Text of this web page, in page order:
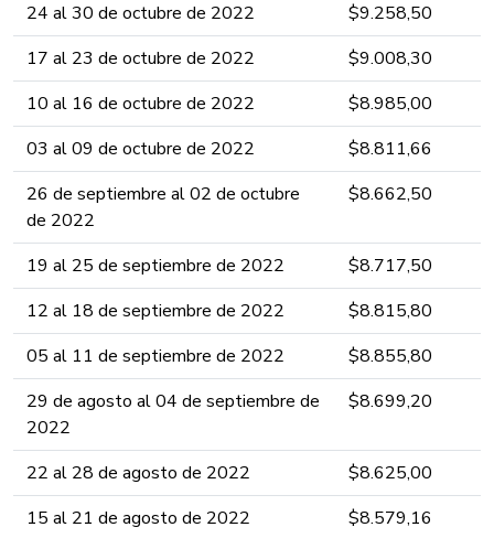
24 al 30 de octubre ​​​​de 2022 ​​​​​​​​
​$9.258,50​​​​​​​​​​​
17 al 23 de octubre ​​​​de 2022 ​​​​​​​​
​$9.008​​​​​​,​3​0​​​​​​​​​​
10 al 16 de octubre ​​​​de 2022 ​​​​​​​
​$8.985​​​​​​,​00​​​​​​​​​​
03 al 09 de octubre ​​​​de 2022 ​​​​​​​
​$8.811​​​​​​,​66​​​​​​​​​​
26 de septiembre al 02 de octubre ​​​​
de 2022 ​​​​​​​
​$8.662​​​​​​,​5​​​0​​​​​​​​​
19 al 25 de septiembre ​​​​de 2022 ​​​​​​​
​$8.717​​​​,​5​​​0​​​​​​​​​
12 al 18 de septiembre ​​​​de 2022 ​​​​​​​
​$8.815​​​​,​8​​0​​​​​​​​​
05 al 11 de septiembre ​​​​de 2022 ​​​​​​​
​$8.855​​,​8​​0​​​​​​​​​
29 de agosto al 04 de septiembre ​​​​de
2022 ​​​​​​​
​$8.699​​,​2​0​​​​​​​​​
22 al 28 de agosto ​​​​de 2022 ​​​​​​​
​$8.625​​,​00​​​​​​​​​
15 al 21 de agosto ​​​​de 2022 ​​​​​​​
​$8.579​​,​16​​​​​​​​​​